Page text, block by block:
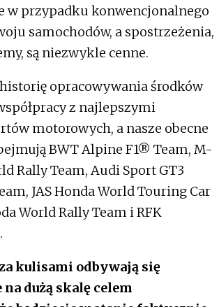
w przypadku konwencjonalnego
samochodów, a spostrzeżenia,
są niezwykle cenne.
opracowywania środków
z najlepszymi
motorowych, a nasze obecne
BWT Alpine F1® Team, M-
Rally Team, Audi Sport GT3
JAS Honda World Touring Car
World Rally Team i RFK
kulisami odbywają się
dużą skalę celem